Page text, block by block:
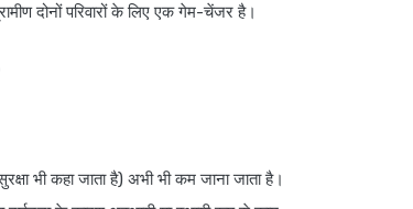
दोनों परिवारों के लिए एक गेम-चेंजर है।
भी कहा जाता है) अभी भी कम जाना जाता है।